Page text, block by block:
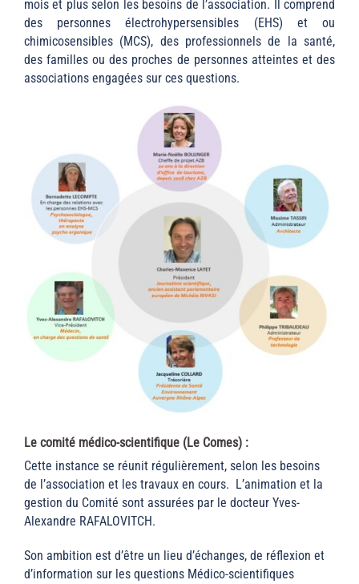
mois et plus selon les besoins de l’association. Il comprend
des personnes électrohypersensibles (EHS) et ou
chimicosensibles (MCS), des professionnels de la santé,
des familles ou des proches de personnes atteintes et des
associations engagées sur ces questions.
Le comité médico-scientifique (Le Comes) :
Cette instance se réunit régulièrement, selon les besoins
de l’association et les travaux en cours. L’animation et la
gestion du Comité sont assurées par le docteur Yves-
Alexandre RAFALOVITCH.
Son ambition est d’être un lieu d’échanges, de réflexion et
d’information sur les questions Médico-scientifiques